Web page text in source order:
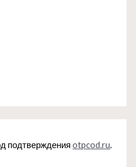
подтвержденияotpcod.ru.